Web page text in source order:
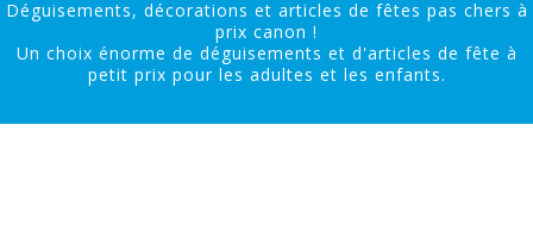
Déguisements, décorations et articles de fêtes pas chers à
prix canon !
Un choix énorme de déguisements et d'articles de fête à
petit prix pour les adultes et les enfants.